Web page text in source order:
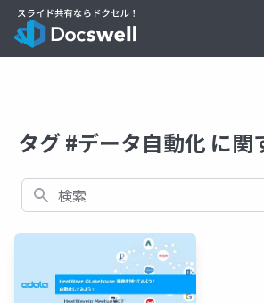
タグ #データ自動化 に関
検索